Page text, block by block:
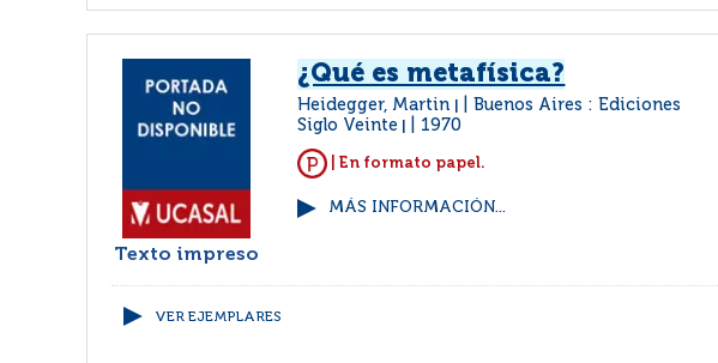
Texto impreso
¿Qué es metafísica?
Heidegger, Martin
Buenos Aires : Ediciones
Siglo Veinte
1970
| En formato papel.
MÁS INFORMACIÓN...
VER EJEMPLARES